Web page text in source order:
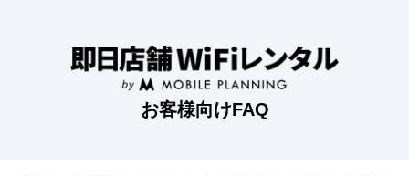
お客様向けFAQ